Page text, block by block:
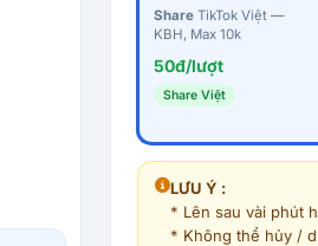
Share TikTok Việt —
KBH, Max 10k
50đ/lượt
Share Việt
LƯU Ý :
* Lên sau vài phút
* Không thể hủy /